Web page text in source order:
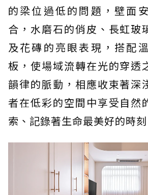
的梁位過低的問題，壁面
合，水磨石的俏皮、長虹玻
及花磚的亮眼表現，搭配
板，使場域流轉在光的穿透
韻律的脈動，相應收束著深
者在低彩的空間中享受自然
索、記錄著生命最美好的時刻